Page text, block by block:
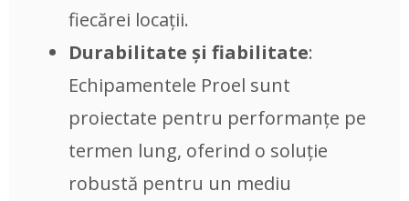
fiecărei locații.
Durabilitate și fiabilitate:
Echipamentele Proel sunt
proiectate pentru performanțe pe
termen lung, oferind o soluție
robustă pentru un mediu